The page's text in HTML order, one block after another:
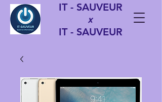
IT - SAUVEUR
x
IT - SAUVEUR